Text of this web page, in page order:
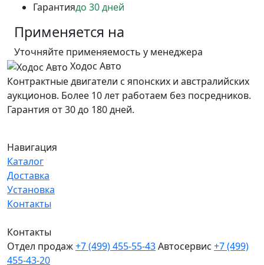
Гарантиядо 30 дней
Применяется на
Уточняйте применяемость у менеджера
Ходос Авто
Контрактные двигатели с японских и австралийских
аукционов. Более 10 лет работаем без посредников.
Гарантия от 30 до 180 дней.
Навигация
Каталог
Доставка
Установка
Контакты
Контакты
Отдел продаж+7 (499) 455-55-43Автосервис +7 (499)
455-43-20